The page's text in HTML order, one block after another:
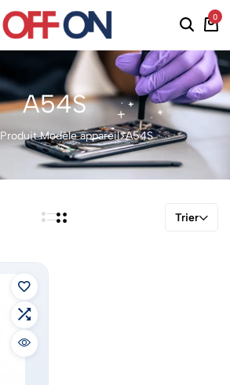
0
A54S
Produit Modèle appareil A54S
Trier